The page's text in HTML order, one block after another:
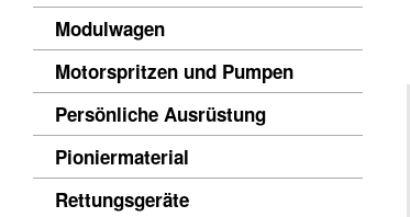
Modulwagen
Motorspritzen und Pumpen
Persönliche Ausrüstung
Pioniermaterial
Rettungsgeräte